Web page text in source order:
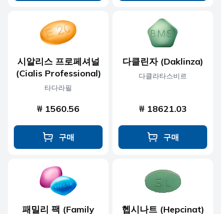
시알리스 프로페셔널
(Cialis Professional)
타다라필
₩ 1560.56
구매
다클린자 (Daklinza)
다클라타스비르
₩ 18621.03
구매
패밀리 팩 (Family 헵시나트 (Hepcinat)